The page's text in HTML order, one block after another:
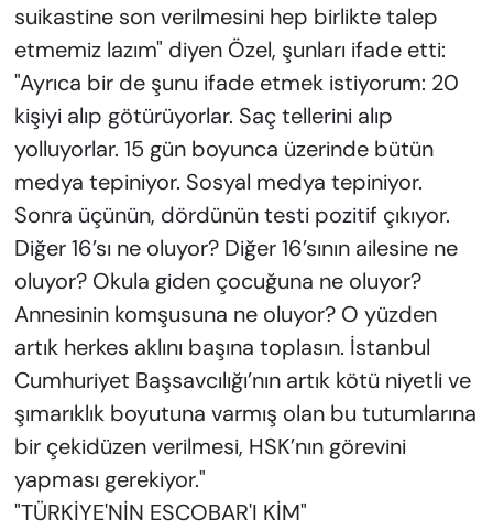
suikastine son verilmesini hep birlikte talep
etmemiz lazım" diyen Özel, şunları ifade etti:
"Ayrıca bir de şunu ifade etmek istiyorum: 20
kişiyi alıp götürüyorlar. Saç tellerini alıp
yolluyorlar. 15 gün boyunca üzerinde bütün
medya tepiniyor. Sosyal medya tepiniyor.
Sonra üçünün, dördünün testi pozitif çıkıyor.
Diğer 16’sı ne oluyor? Diğer 16’sının ailesine ne
oluyor? Okula giden çocuğuna ne oluyor?
Annesinin komşusuna ne oluyor? O yüzden
artık herkes aklını başına toplasın. İstanbul
Cumhuriyet Başsavcılığı’nın artık kötü niyetli ve
şımarıklık boyutuna varmış olan bu tutumlarına
bir çekidüzen verilmesi, HSK’nın görevini
yapması gerekiyor."
"TÜRKİYE'NİN ESCOBAR'I KİM"